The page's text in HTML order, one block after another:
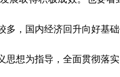
多，国内经济回升向好基
思想为指导，全面贯彻落